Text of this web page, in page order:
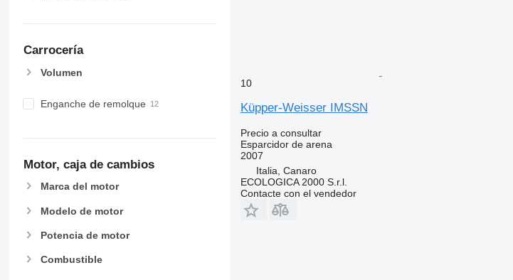
Carrocería
Volumen
Enganche de remolque
Motor, caja de cambios
Marca del motor
Modelo de motor
Potencia de motor
Combustible
10
Küpper-Weisser IMSSN
Precio a consultar
Esparcidor de arena
2007
Italia, Canaro
ECOLOGICA 2000 S.r.l.
Contacte con el vendedor